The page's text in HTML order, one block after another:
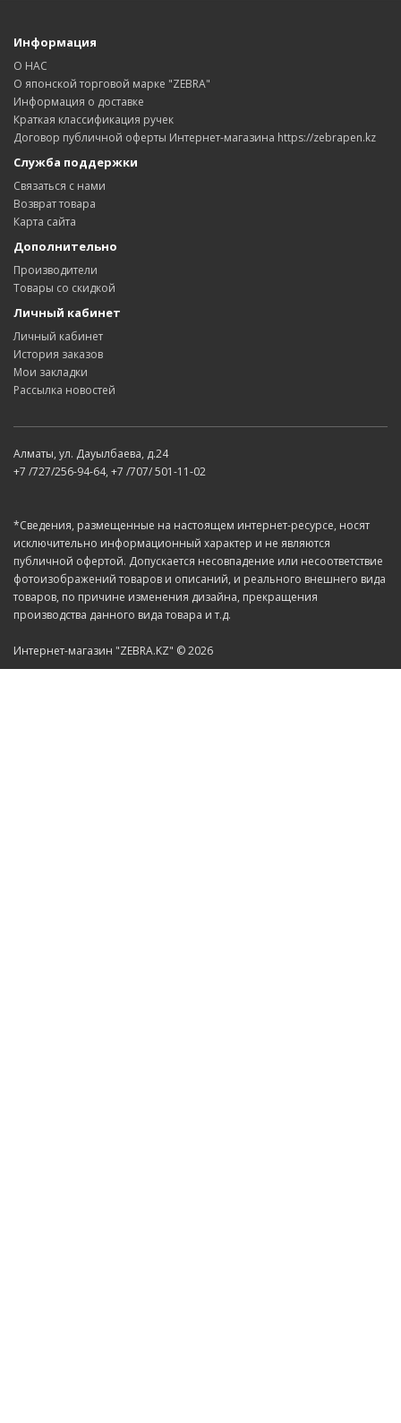
Информация
О НАС
О японской торговой марке "ZEBRA"
Информация о доставке
Краткая классификация ручек
Договор публичной оферты Интернет-магазина https://zebrapen.kz
Служба поддержки
Связаться с нами
Возврат товара
Карта сайта
Дополнительно
Производители
Товары со скидкой
Личный кабинет
Личный кабинет
История заказов
Мои закладки
Рассылка новостей
Алматы, ул. Дауылбаева, д.24
+7 /727/256-94-64, +7 /707/ 501-11-02
*Сведения, размещенные на настоящем интернет-ресурсе, носят
исключительно информационный характер и не являются
публичной офертой. Допускается несовпадение или несоответствие
фотоизображений товаров и описаний, и реального внешнего вида
товаров, по причине изменения дизайна, прекращения
производства данного вида товара и т.д.
Интернет-магазин "ZEBRA.KZ" © 2026